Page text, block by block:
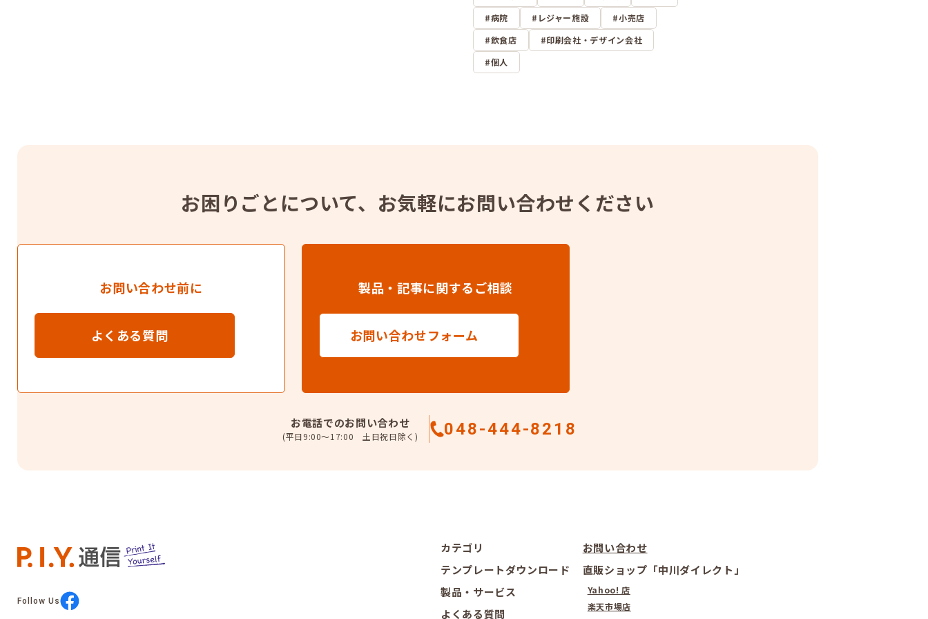
病院
レジャー施設
小売店
飲食店
印刷会社・デザイン会社
個人
お困りごとについて、 お気軽にお問い合わせください
お問い合わせ前に
よくある質問
製品・記事に関するご相談
お問い合わせフォーム
お電話でのお問い合わせ
(平日9:00～17:00 土日祝日除く) 048-444-8218
Follow Us
カテゴリ
テンプレートダウンロード
製品・サービス
よくある質問
お問い合わせ
直販ショップ「中川ダイレクト」
Yahoo! 店
楽天市場店